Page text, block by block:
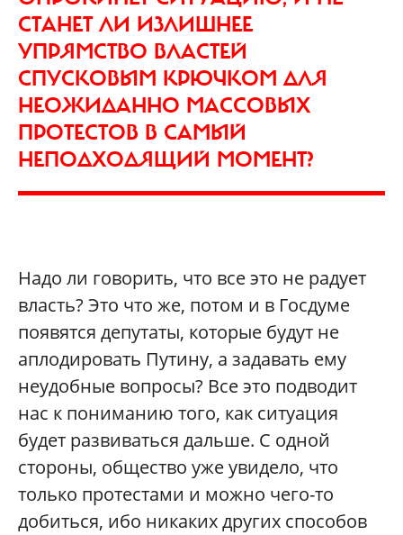
СТАНЕТ ЛИ ИЗЛИШНЕЕ
УПРЯМСТВО ВЛАСТЕЙ
СПУСКОВЫМ КРЮЧКОМ ДЛЯ
НЕОЖИДАННО МАССОВЫХ
ПРОТЕСТОВ В САМЫЙ
НЕПОДХОДЯЩИЙ МОМЕНТ?
Надо ли говорить, что все это не радует
власть? Это что же, потом и в Госдуме
появятся депутаты, которые будут не
аплодировать Путину, а задавать ему
неудобные вопросы? Все это подводит
нас к пониманию того, как ситуация
будет развиваться дальше. С одной
стороны, общество уже увидело, что
только протестами и можно чего-то
добиться, ибо никаких других способов